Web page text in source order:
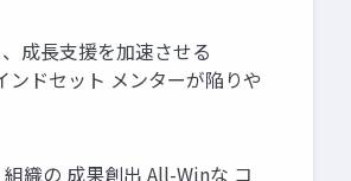
成⻑⽀援を加速させる
ドセット メンターが陥りや
織の 成果創出 All-Winな コ